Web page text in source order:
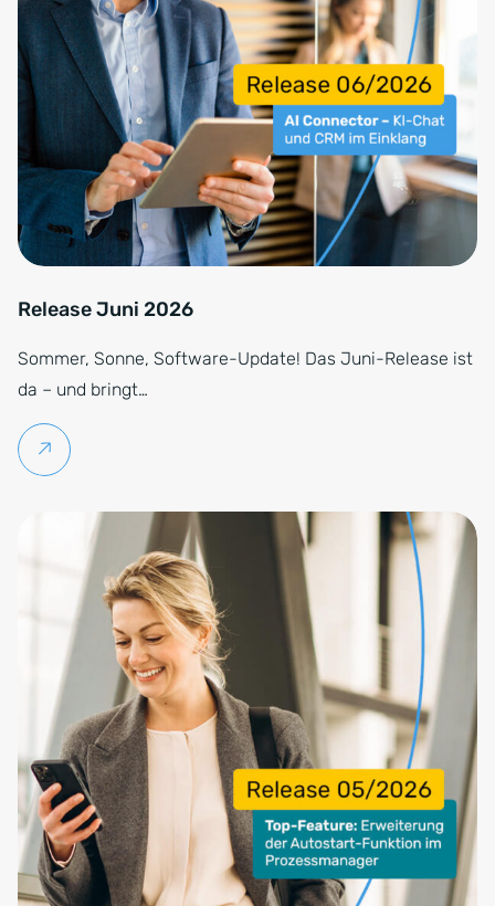
Release Juni 2026
Sommer, Sonne, Software-Update! Das Juni-Release ist
da – und bringt…
Weiterlesen